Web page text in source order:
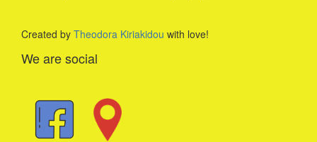
Created by Theodora Kiriakidou with love!
We are social